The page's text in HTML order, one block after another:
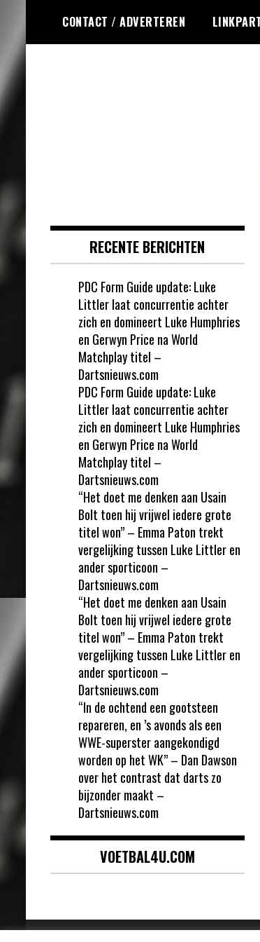
de
inhoud
CONTACT / ADVERTEREN
RECENTE BERICHTEN
PDC Form Guide update: Luke
Littler laat concurrentie achter
zich en domineert Luke Humphries
en Gerwyn Price na World
Matchplay titel –
Dartsnieuws.com
PDC Form Guide update: Luke
Littler laat concurrentie achter
zich en domineert Luke Humphries
en Gerwyn Price na World
Matchplay titel –
Dartsnieuws.com
“Het doet me denken aan Usain
Bolt toen hij vrijwel iedere grote
titel won” – Emma Paton trekt
vergelijking tussen Luke Littler en
ander sporticoon –
Dartsnieuws.com
“Het doet me denken aan Usain
Bolt toen hij vrijwel iedere grote
titel won” – Emma Paton trekt
vergelijking tussen Luke Littler en
ander sporticoon –
Dartsnieuws.com
“In de ochtend een gootsteen
repareren, en ’s avonds als een
WWE-superster aangekondigd
worden op het WK” – Dan Dawson
over het contrast dat darts zo
bijzonder maakt –
Dartsnieuws.com
VOETBAL4U.COM